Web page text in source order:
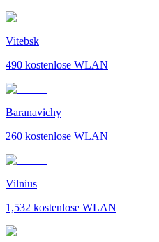
Vitebsk
490 kostenlose WLAN
Baranavichy
260 kostenlose WLAN
Vilnius
1,532 kostenlose WLAN